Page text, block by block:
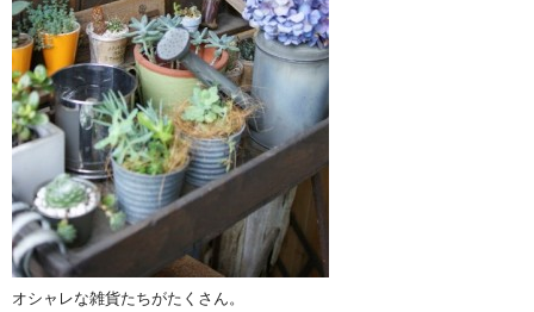
オシャレな雑貨たちがたくさん。